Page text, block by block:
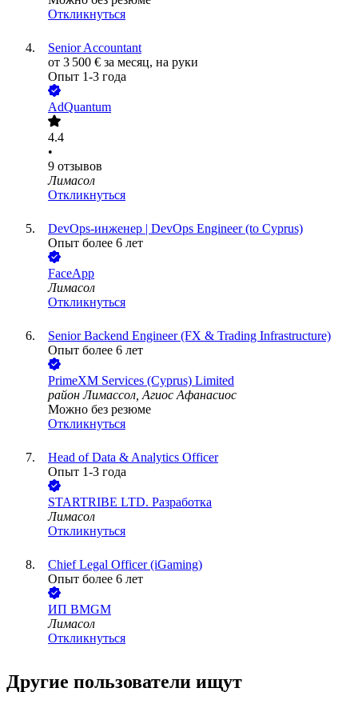
Откликнуться
Senior Accountant
от 3 500 € за месяц, на руки
Опыт 1-3 года
AdQuantum
4.4
•
9 отзывов
Лимасол
Откликнуться
DevOps-инженер | DevOps Engineer (to Cyprus)
Опыт более 6 лет
FaceApp
Лимасол
Откликнуться
Senior Backend Engineer (FX & Trading Infrastructure)
Опыт более 6 лет
PrimeXM Services (Cyprus) Limited
район Лимассол, Агиос Афанасиос
Можно без резюме
Откликнуться
Head of Data & Analytics Officer
Опыт 1-3 года
STARTRIBE LTD. Разработка
Лимасол
Откликнуться
Chief Legal Officer (iGaming)
Опыт более 6 лет
ИП BMGM
Лимасол
Откликнуться
Другие пользователи ищут